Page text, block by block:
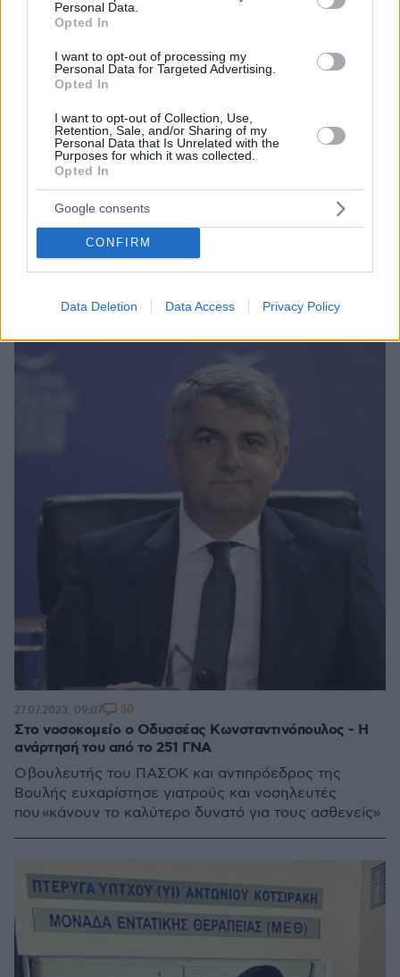
Personal Data.
Opted In
I want to opt-out of processing my
Personal Data for Targeted Advertising.
Opted In
I want to opt-out of Collection, Use,
Retention, Sale, and/or Sharing of my
Personal Data that Is Unrelated with the
Purposes for which it was collected.
Opted In
Google consents
CONFIRM
Data Deletion Data Access Privacy Policy
Στο 251 Γενικό Νοσοκομείο Αεροπορίας θα μεταφερθεί
ο πιλότος του F-16
Σύμφωνα με τις έως τώρα πληροφορίες έχει
περισυλεγεί και αναμένεται η μεταφορά του στο
Γενικό Νοσοκομείο Αεροπορίας
20.03.2024, 14:03
Στο νοσοκομείο ο Οδυσσέας Κωνσταντινόπουλος - Η
ανάρτησή του από το 251 ΓΝΑ
Ο βουλευτής του ΠΑΣΟΚ και αντιπρόεδρος της
Βουλής ευχαρίστησε γιατρούς και νοσηλευτές
που «κάνουν το καλύτερο δυνατό για τους ασθενείς»
27.07.2023, 09:07 50